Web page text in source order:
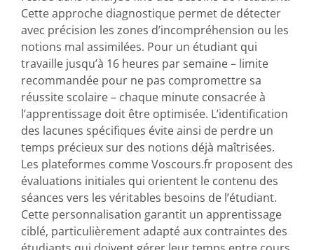
Cette approche diagnostique permet de détecter
avec précision les zones d’incompréhension ou les
notions mal assimilées. Pour un étudiant qui
travaille jusqu’à 16 heures par semaine – limite
recommandée pour ne pas compromettre sa
réussite scolaire – chaque minute consacrée à
l’apprentissage doit être optimisée. L’identification
des lacunes spécifiques évite ainsi de perdre un
temps précieux sur des notions déjà maîtrisées.
Les plateformes comme Voscours.fr proposent des
évaluations initiales qui orientent le contenu des
séances vers les véritables besoins de l’étudiant.
Cette personnalisation garantit un apprentissage
ciblé, particulièrement adapté aux contraintes des